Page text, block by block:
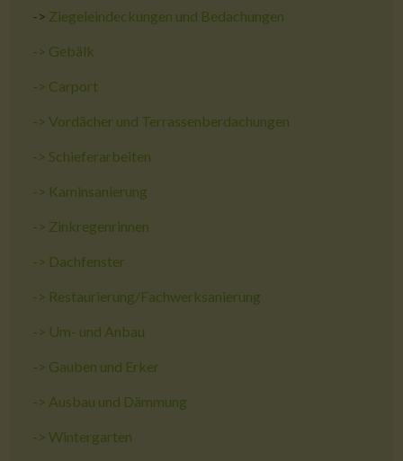
-> Ziegeleindeckungen und Bedachungen
-> Gebälk
-> Carport
->Vordächer und Terrassenberdachungen
-> Schieferarbeiten
-> Kaminsanierung
-> Zinkregenrinnen
-> Dachfenster
-> Restaurierung/Fachwerksanierung
-> Um- und Anbau
-> Gauben und Erker
-> Ausbau und Dämmung
->Wintergarten